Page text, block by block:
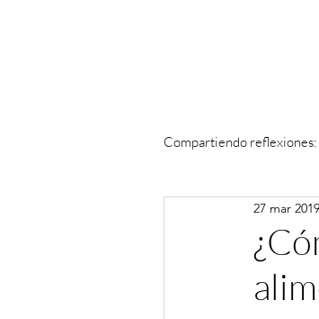
Compartiendo reflexiones:
27 mar 2019